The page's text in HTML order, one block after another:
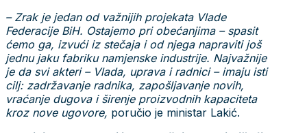
– Zrak je jedan od važnijih projekata Vlade
Federacije BiH. Ostajemo pri obećanjima – spasit
ćemo ga, izvući iz stečaja i od njega napraviti još
jednu jaku fabriku namjenske industrije. Najvažnije
je da svi akteri – Vlada, uprava i radnici – imaju isti
cilj: zadržavanje radnika, zapošljavanje novih,
vraćanje dugova i širenje proizvodnih kapaciteta
kroz nove ugovore, poručio je ministar Lakić.